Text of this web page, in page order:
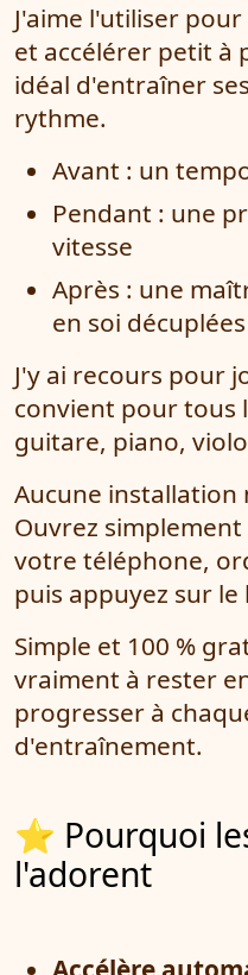
J'aime l'utiliser
et accélérer petit à
idéal d'entraîner
rythme.
Avant : un
Pendant : une
vitesse
Après : une
en soi décuplées
J'y ai recours pour
convient pour tous
guitare, piano,
Aucune installation
Ouvrez
votre téléphone,
puis appuyez sur
Simple et 100 %
vraiment à rester
progresser à
d'entraînement.
⭐ Pourquoi les débutants
l'adorent